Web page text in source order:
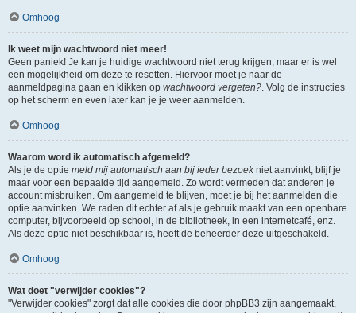
Omhoog
Ik weet mijn wachtwoord niet meer!
Geen paniek! Je kan je huidige wachtwoord niet terug krijgen, maar er is wel
een mogelijkheid om deze te resetten. Hiervoor moet je naar de
aanmeldpagina gaan en klikken op wachtwoord vergeten?. Volg de instructies
op het scherm en even later kan je je weer aanmelden.
Omhoog
Waarom word ik automatisch afgemeld?
Als je de optie meld mij automatisch aan bij ieder bezoekniet aanvinkt, blijf je
maar voor een bepaalde tijd aangemeld. Zo wordt vermeden dat anderen je
account misbruiken. Om aangemeld te blijven, moet je bij het aanmelden die
optie aanvinken. We raden dit echter af als je gebruik maakt van een openbare
computer, bijvoorbeeld op school, in de bibliotheek, in een internetcafé, enz.
Als deze optie niet beschikbaar is, heeft de beheerder deze uitgeschakeld.
Omhoog
Wat doet "verwijder cookies"?
"Verwijder cookies" zorgt dat alle cookies die door phpBB3 zijn aangemaakt,